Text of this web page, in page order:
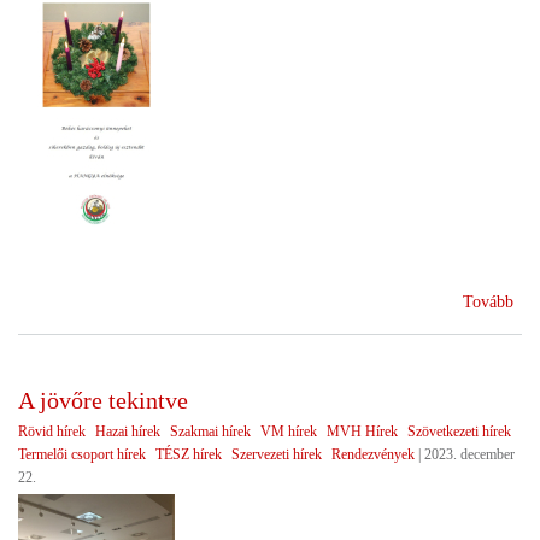
Tovább
A jövőre tekintve
Rövid hírek Hazai hírek Szakmai hírek VM hírek MVH Hírek Szövetkezeti hírek
Termelői csoport hírek TÉSZ hírek Szervezeti hírek Rendezvények | 2023. december
22.